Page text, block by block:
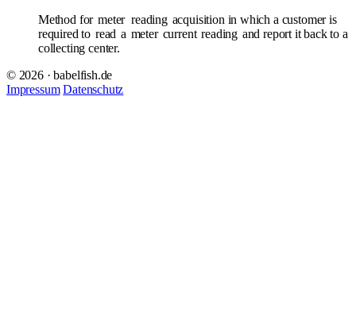
Method for meter reading acquisition in which a customer is
required to read a meter current reading and report it back to a
collecting center.
© 2026 · babelfish.de
Impressum Datenschutz